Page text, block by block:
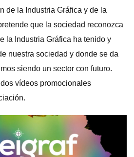
de la Industria Gráfica y de la
que la sociedad reconozca
la Industria Gráfica ha tenido y
nuestra sociedad y donde se da
siendo un sector con futuro.
vídeos promocionales